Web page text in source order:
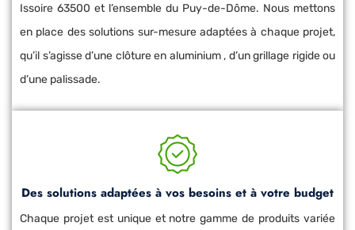
Issoire 63500 et l’ensemble du Puy-de-Dôme. Nous mettons
en place des solutions sur-mesure adaptées à chaque projet,
qu’il s’agisse d’une clôture en aluminium , d’un grillage rigide ou
d’une palissade.
Des solutions adaptées à vos besoins et à votre budget
Chaque projet est unique et notre gamme de produits variée